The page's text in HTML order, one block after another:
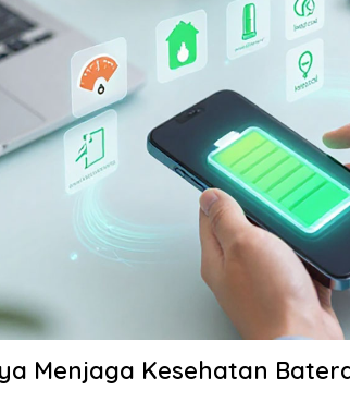
Menjaga Kesehatan